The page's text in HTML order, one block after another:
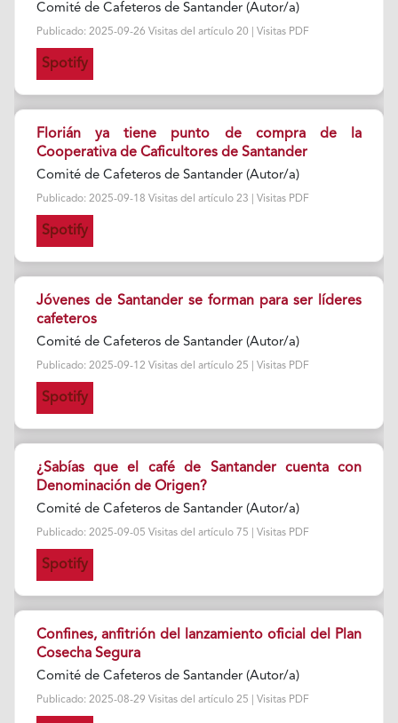
Comité de Cafeteros de Santander (Autor/a)
Publicado: 2025-09-26 Visitas del artículo 20 | Visitas PDF
Spotify
Florián ya tiene punto de compra de la
Cooperativa de Caficultores de Santander
Comité de Cafeteros de Santander (Autor/a)
Publicado: 2025-09-18 Visitas del artículo 23 | Visitas PDF
Spotify
Jóvenes de Santander se forman para ser líderes
cafeteros
Comité de Cafeteros de Santander (Autor/a)
Publicado: 2025-09-12 Visitas del artículo 25 | Visitas PDF
Spotify
¿Sabías que el café de Santander cuenta con
Denominación de Origen?
Comité de Cafeteros de Santander (Autor/a)
Publicado: 2025-09-05 Visitas del artículo 75 | Visitas PDF
Spotify
Confines, anfitrión del lanzamiento oficial del Plan
Cosecha Segura
Comité de Cafeteros de Santander (Autor/a)
Publicado: 2025-08-29 Visitas del artículo 25 | Visitas PDF